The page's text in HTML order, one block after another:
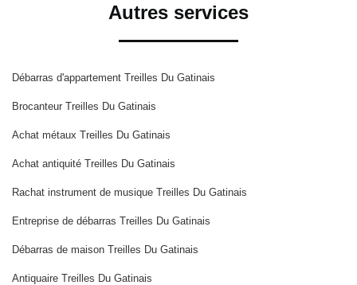
Autres services
Débarras d'appartement Treilles Du Gatinais
Brocanteur Treilles Du Gatinais
Achat métaux Treilles Du Gatinais
Achat antiquité Treilles Du Gatinais
Rachat instrument de musique Treilles Du Gatinais
Entreprise de débarras Treilles Du Gatinais
Débarras de maison Treilles Du Gatinais
Antiquaire Treilles Du Gatinais